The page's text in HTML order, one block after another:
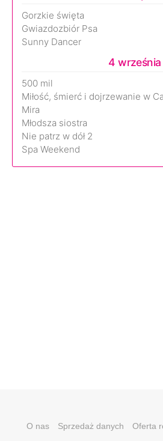
Gorzkie święta
Gwiazdozbiór Psa
Sunny Dancer
4 września
500 mil
Miłość, śmierć i dojrzewanie w
Mira
Młodsza siostra
Nie patrz w dół 2
Spa Weekend
O nas Sprzedaż danych Oferta